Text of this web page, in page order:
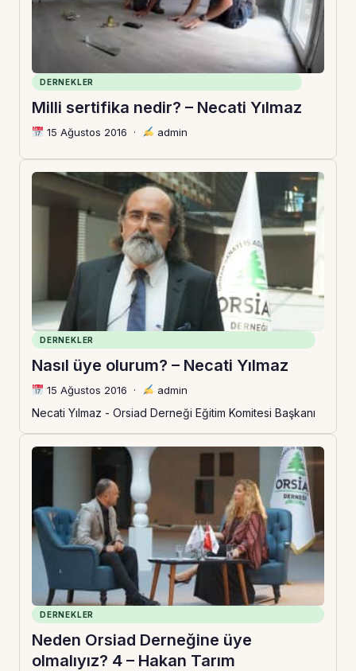
DERNEKLER
Milli sertifika nedir? – Necati Yılmaz
15 Ağustos 2016 · admin
DERNEKLER
Nasıl üye olurum? – Necati Yılmaz
15 Ağustos 2016 · admin
Necati Yılmaz - Orsiad Derneği Eğitim Komitesi Başkanı
DERNEKLER
Neden Orsiad Derneğine üye
olmalıyız? 4 – Hakan Tarım